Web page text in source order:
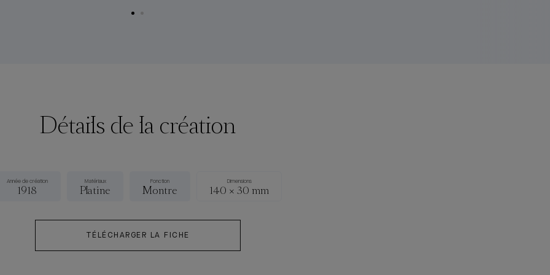
Détails de la création
Année de création
1918
Matériaux
Platine
Fonction
Montre
Dimensions
140 × 30 mm
TÉLÉCHARGER LA FICHE